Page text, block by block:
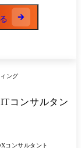
用提案
ング
コンサルタン
コンサルタント